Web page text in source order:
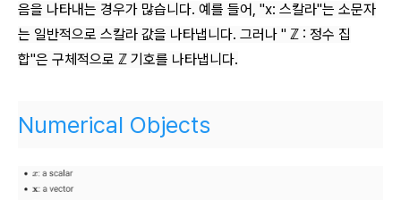
음을 나타내는 경우가 많습니다. 예를 들어, "x: 스칼라"는 소문자
는 일반적으로 스칼라 값을 나타냅니다. 그러나 " ℤ : 정수 집
합"은 구체적으로 ℤ 기호를 나타냅니다.
Numerical Objects